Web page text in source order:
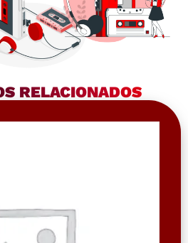
RELACIONADOS